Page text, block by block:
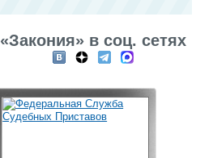
«Закония» в соц. сетях